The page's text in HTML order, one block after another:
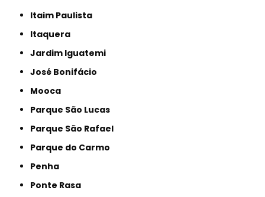
Itaim Paulista
Itaquera
Jardim Iguatemi
José Bonifácio
Mooca
Parque São Lucas
Parque São Rafael
Parque do Carmo
Penha
Ponte Rasa